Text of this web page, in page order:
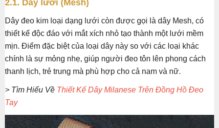
2.1. Dây lưới (Mesh)
Dây đeo kim loại dạng lưới còn được gọi là dây Mesh, có
thiết kế độc đáo với mắt xích nhỏ tạo thành một lưới mềm
mịn. Điểm đặc biệt của loại dây này so với các loại khác
chính là sự mỏng nhẹ, giúp người đeo tôn lên phong cách
thanh lịch, trẻ trung mà phù hợp cho cả nam và nữ.
> Tìm Hiểu Về Thiết Kế Dây Milanese Trên Đồng Hồ Đeo
Tay